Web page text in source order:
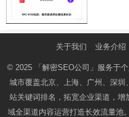
关于我们 业务介绍
© 2025 「解密SEO公司」 服务于
城市覆盖北京、上海、广州、深圳
站关键词排名，拓宽企业渠道，
域全渠道内容运营打造长效流量池